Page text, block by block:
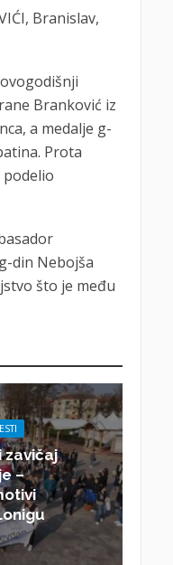
Branislav,
Branković iz
a medalje g-
Prota
podelio
din Nebojša
što je među
zavičaj
–